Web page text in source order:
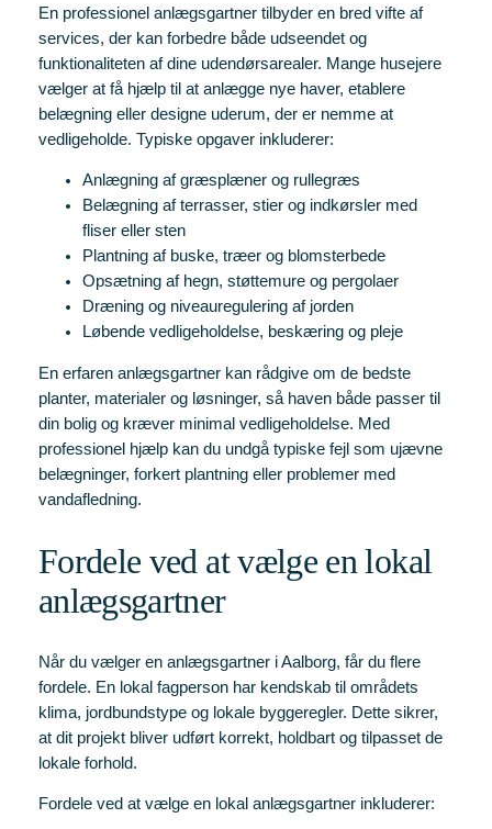
En professionel anlægsgartner tilbyder en bred vifte af
services, der kan forbedre både udseendet og
funktionaliteten af dine udendørsarealer. Mange husejere
vælger at få hjælp til at anlægge nye haver, etablere
belægning eller designe uderum, der er nemme at
vedligeholde. Typiske opgaver inkluderer:
Anlægning af græsplæner og rullegræs
Belægning af terrasser, stier og indkørsler med
fliser eller sten
Plantning af buske, træer og blomsterbede
Opsætning af hegn, støttemure og pergolaer
Dræning og niveauregulering af jorden
Løbende vedligeholdelse, beskæring og pleje
En erfaren anlægsgartner kan rådgive om de bedste
planter, materialer og løsninger, så haven både passer til
din bolig og kræver minimal vedligeholdelse. Med
professionel hjælp kan du undgå typiske fejl som ujævne
belægninger, forkert plantning eller problemer med
vandafledning.
Fordele ved at vælge en lokal
anlægsgartner
Når du vælger en anlægsgartner i Aalborg, får du flere
fordele. En lokal fagperson har kendskab til områdets
klima, jordbundstype og lokale byggeregler. Dette sikrer,
at dit projekt bliver udført korrekt, holdbart og tilpasset de
lokale forhold.
Fordele ved at vælge en lokal anlægsgartner inkluderer: